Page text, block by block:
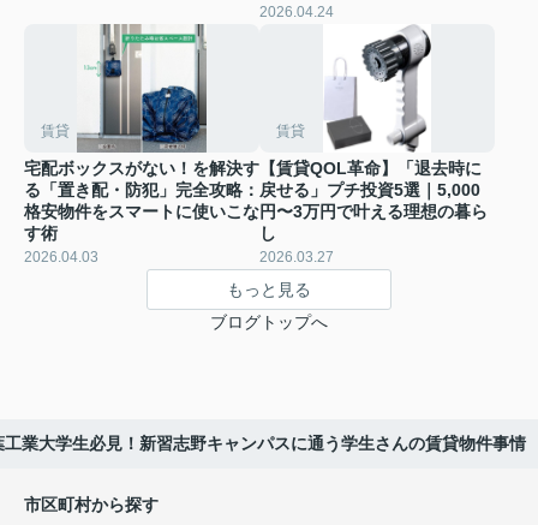
2026.04.24
賃貸
宅配ボックスがない！を解決す
る「置き配・防犯」完全攻略：
格安物件をスマートに使いこな
す術
2026.04.03
賃貸
【賃貸QOL革命】「退去時に
戻せる」プチ投資5選｜5,000
円〜3万円で叶える理想の暮ら
し
2026.03.27
もっと見る
ブログトップへ
工業大学生必見！新習志野キャンパスに通う学生さんの賃貸物件事情
市区町村から探す